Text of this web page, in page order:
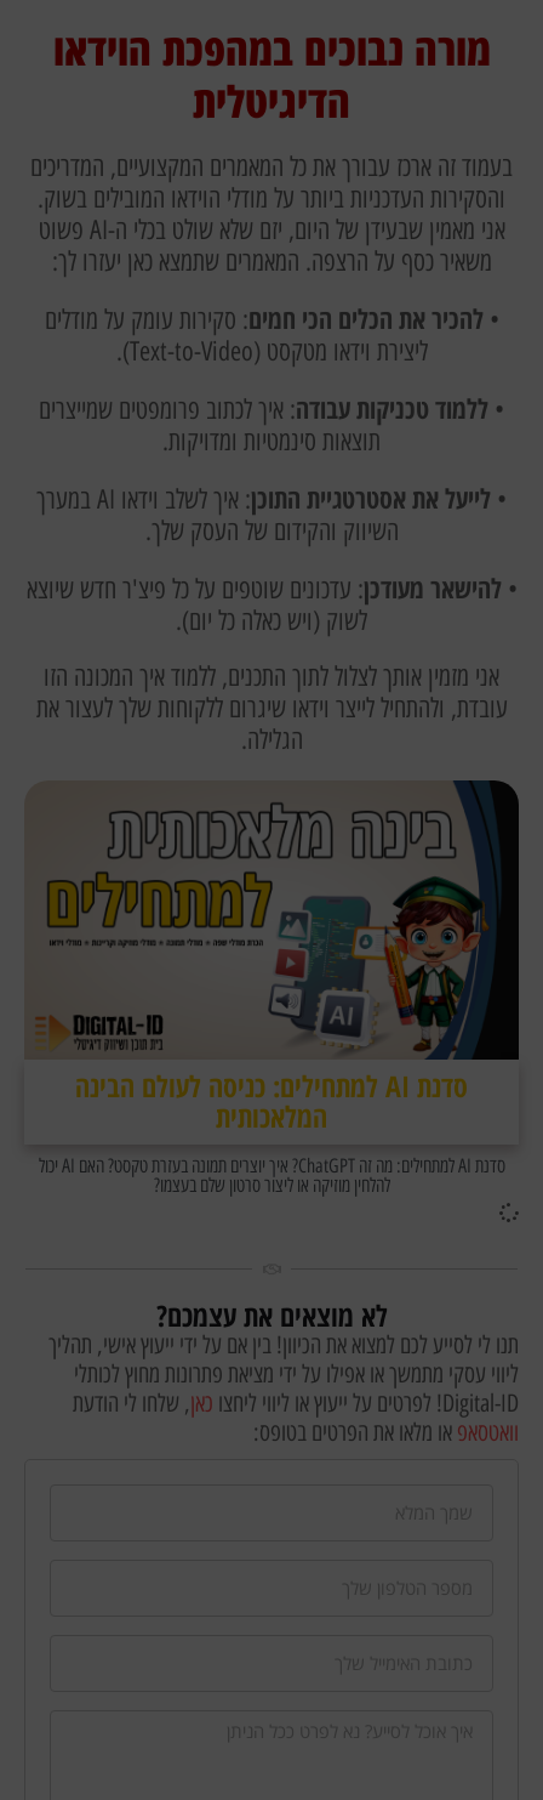
מורה נבוכים במהפכת הוידאו
הדיגיטלית
בעמוד זה ארכז עבורך את כל המאמרים המקצועיים, המדריכים
והסקירות העדכניות ביותר על מודלי הוידאו המובילים בשוק.
אני מאמין שבעידן של היום, יזם שלא שולט בכלי ה-AI פשוט
משאיר כסף על הרצפה. המאמרים שתמצא כאן יעזרו לך:
• להכיר את הכלים הכי חמים: סקירות עומק על מודלים
ליצירת וידאו מטקסט (Text-to-Video).
• ללמוד טכניקות עבודה: איך לכתוב פרומפטים שמייצרים
תוצאות סינמטיות ומדויקות.
• לייעל את אסטרטגיית התוכן
: איך לשלב וידאו AI במערך
השיווק והקידום של העסק שלך.
• להישאר מעודכן: עדכונים שוטפים על כל פיצ'ר חדש שיוצא
לשוק (ויש כאלה כל יום).
אני מזמין אותך לצלול לתוך התכנים, ללמוד איך המכונה הזו
עובדת, ולהתחיל לייצר וידאו שיגרום ללקוחות שלך לעצור את
הגלילה.
סדנת AI למתחילים: כניסה לעולם הבינה
המלאכותית
סדנת AI למתחילים: מה זה ChatGPT? איך יוצרים תמונה בעזרת טקסט? האם AI יכול
להלחין מוזיקה או ליצור סרטון שלם בעצמו?
לא מוצאים את עצמכם?
תנו לי לסייע לכם למצוא את הכיוון! בין אם על ידי ייעוץ אישי, תהליך
ליווי עסקי מתמשך או אפילו על ידי מציאת פתרונות מחוץ לכותלי
Digital-ID! לפרטים על ייעוץ או ליווי ליחצו
כאן, שלחו לי הודעת
וואטסאפ או מלאו את הפרטים בטופס: